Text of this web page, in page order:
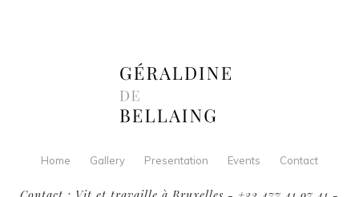
Home Gallery Presentation Events Contact